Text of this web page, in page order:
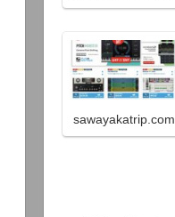
sawayakatrip.com